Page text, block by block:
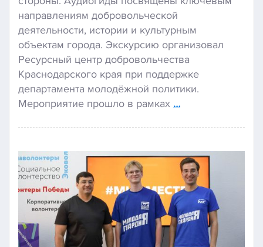
направлениям добровольческой
деятельности, истории и культурным
объектам города. Экскурсию организовал
Ресурсный центр добровольчества
Краснодарского края при поддержке
департамента молодёжной политики.
Мероприятие прошло в рамках …